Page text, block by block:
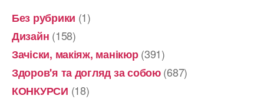
Без рубрики (1)
Дизайн (158)
Зачіски, макіяж, манікюр(391)
Здоров'я та догляд за собою(687)
КОНКУРСИ (18)